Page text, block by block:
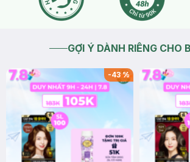
GỢI Ý DÀNH RIÊNG CHO
-43%